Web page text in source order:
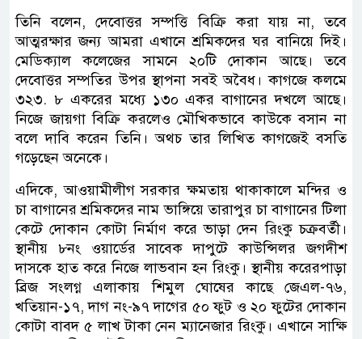
তিনি বলেন, দেবোত্তর সম্পত্তি বিক্রি করা যায় না, তবে
আত্মরক্ষার জন্য আমরা এখানে শ্রমিকদের ঘর বানিয়ে দিই।
মেডিক্যাল কলেজের সামনে ২০টি দোকান আছে। তবে
দেবোত্তর সম্পতির উপর স্থাপনা সবই অবৈধ। কাগজে কলমে
৩২৩. ৮ একরের মধ্যে ১৩০ একর বাগানের দখলে আছে।
নিজে জায়গা বিক্রি করলেও মৌখিকভাবে কাউকে বসান না
বলে দাবি করেন তিনি। অথচ তার লিখিত কাগজেই বসতি
গড়েছেন অনেকে।
এদিকে, আওয়ামীলীগ সরকার ক্ষমতায় থাকাকালে মন্দির ও
চা বাগানের শ্রমিকদের নাম ভাঙ্গিয়ে তারাপুর চা বাগানের টিলা
কেটে দোকান কোটা নির্মাণ করে ভাড়া দেন রিংকু চক্রবর্তী।
স্থানীয় ৮নং ওয়ার্ডের সাবেক দাপুটে কাউন্সিলর জগদীশ
দাসকে হাত করে নিজে লাভবান হন রিংকু। স্থানীয় করেরপাড়া
ব্রিজ সংলগ্ন এলাকায় শিমুল ঘোষের কাছে জেএল-৭৬,
খতিয়ান-১৭, দাগ নং-৯৭ দাগের ৫০ ফুট ও ২০ ফুটের দোকান
কোটা বাবদ ৫ লাখ টাকা নেন ম্যানেজার রিংকু। এখানে সাক্ষি